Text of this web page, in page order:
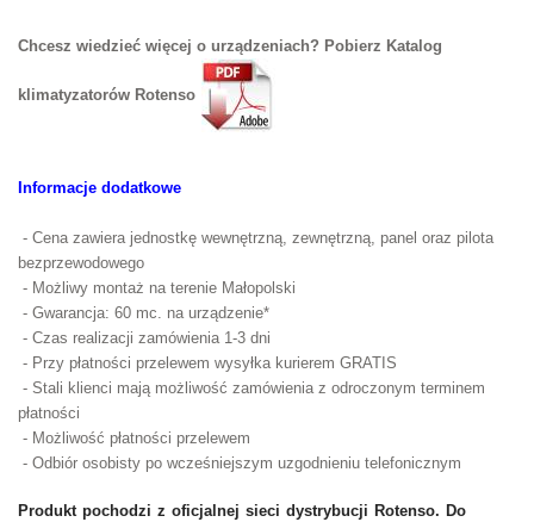
Chcesz wiedzieć więcej o urządzeniach? Pobierz Katalog
klimatyzatorów Rotenso
Informacje dodatkowe
- Cena zawiera jednostkę wewnętrzną, zewnętrzną, panel oraz pilota
bezprzewodowego
- Możliwy montaż na terenie Małopolski
- Gwarancja: 60 mc. na urządzenie*
- Czas realizacji zamówienia 1-3 dni
- Przy płatności przelewem wysyłka kurierem GRATIS
- Stali klienci mają możliwość zamówienia z odroczonym terminem
płatności
- Możliwość płatności przelewem
- Odbiór osobisty po wcześniejszym uzgodnieniu telefonicznym
Produkt pochodzi z oficjalnej sieci dystrybucji Rotenso. Do